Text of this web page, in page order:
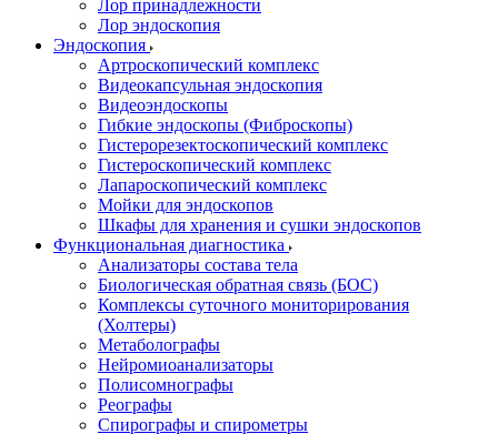
Лор принадлежности
Лор эндоскопия
Эндоскопия
Артроскопический комплекс
Видеокапсульная эндоскопия
Видеоэндоскопы
Гибкие эндоскопы (Фиброcкопы)
Гистерорезектоскопический комплекс
Гистероскопический комплекс
Лапароскопический комплекс
Мойки для эндоскопов
Шкафы для хранения и сушки эндоскопов
Функциональная диагностика
Анализаторы состава тела
Биологическая обратная связь (БОС)
Комплексы суточного мониторирования
(Холтеры)
Метаболографы
Нейромиоанализаторы
Полисомнографы
Реографы
Спирографы и спирометры